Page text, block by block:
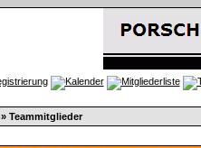
» Teammitglieder